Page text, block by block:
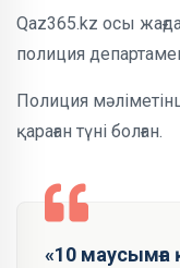
Qaz365.kz осы
полиция
Полиция
қараған түні болған.
«10 маусымға